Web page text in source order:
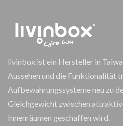
livinbox ist ein Hersteller in
Aussehen und die Funktionalität
Aufbewahrungssysteme neu zu
Gleichgewicht zwischen
Innenräumen geschaffen wird.